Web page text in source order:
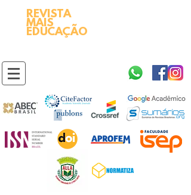
REVISTA
MAIS
EDUCAÇÃO